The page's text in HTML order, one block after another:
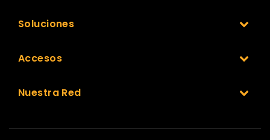
Soluciones
Accesos
Nuestra Red